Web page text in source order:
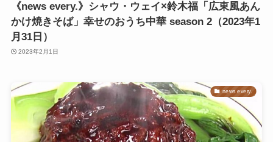
《news every.》シャウ・ウェイ×鈴木福「広東風あん
かけ焼きそば」幸せのおうち中華 season 2（2023年1
月31日）
2023年2月1日
news every.